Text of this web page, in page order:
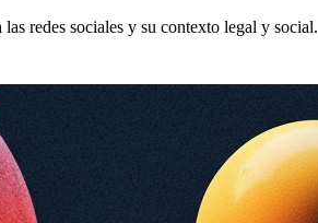
redes sociales y su contexto legal y social.